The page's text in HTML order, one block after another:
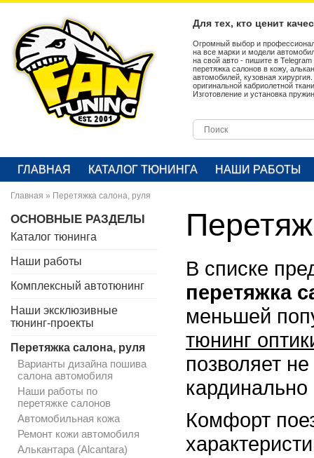
Для тех, кто ценит
Огромный выбор и
на все марки и модели
на свой авто - пишите в
перетяжка салонов в кожу,
автомобилей, кузовная
оригинальной кабриолетной
Изготовление и установка
ГЛАВНАЯ КАТАЛОГ ТЮНИНГА НАШИ РАБОТЫ
Главная » Перетяжка салона, руля
ОСНОВНЫЕ РАЗДЕЛЫ
Каталог тюнинга
Наши работы
Комплексный автотюнинг
Наши эксклюзивные
тюнинг-проекты
Перетяжка салона, руля
Варианты дизайна пошива
салона автомобиля
Наши работы по
перетяжке салонов
Автомобильная кожа
Ремонт кожи автомобиля
Алькантара (Alcantara)
В списке
перетяжка
меньшей
тюнинг
позволяет
кардинально
Комфорт